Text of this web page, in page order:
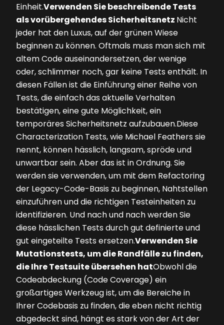
Einheit.Verwenden Sie beschreibende Tests
als vorübergehendes Sicherheitsnetz Nicht
jeder hat den Luxus, auf der grünen Wiese
beginnen zu können. Oftmals muss man sich mit
altem Code auseinandersetzen, der wenige
oder, schlimmer noch, gar keine Tests enthält. In
diesen Fällen ist die Einführung einer Reihe von
Tests, die einfach das aktuelle Verhalten
bestätigen, eine gute Möglichkeit, ein
temporäres Sicherheitsnetz aufzubauen.Diese
Characterization Tests, wie Michael Feathers sie
nennt, können hässlich, langsam, spröde und
unwartbar sein. Aber das ist in Ordnung. Sie
werden sie verwenden, um mit dem Refactoring
der Legacy-Code-Basis zu beginnen, Nahtstellen
einzuführen und die richtigen Testeinheiten zu
identifizieren. Und nach und nach werden Sie
diese hässlichen Tests durch gut definierte und
gut eingeteilte Tests ersetzen.Verwenden Sie
Mutationstests, um die Randfälle zu finden,
die ­Ihre Testsuite übersehen hatObwohl die
Codeabdeckung (Code Coverage) ein
großartiges Werkzeug ist, um die Bereiche in
Ihrer Codebasis zu finden, die eben nicht richtig
abgedeckt sind, hängt es stark von der Art der